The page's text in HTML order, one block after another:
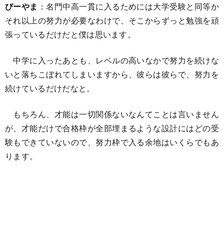
びーやま ：名門中高一貫に入るためには大学受験と同等か
それ以上の努力が必要なわけで、そこからずっと勉強を頑
張っているだけだと僕は思います。
中学に入ったあとも、レベルの高いなかで努力を続けな
いと落ちこぼれてしまいますから、彼らは彼らで、努力を
続けているだけだなと。
もちろん、才能は一切関係ないなんてことは言いません
が、才能だけで合格枠が全部埋まるような設計にはどの受
験もできていないので、努力枠で入る余地はいくらでもあ
ります。